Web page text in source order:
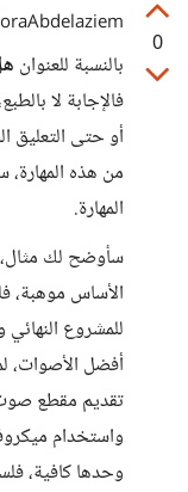
0
بالنسبة للعنوان
فالإجابة لا
أو حتى التعليق
من هذه
المهارة.
سأوضح لك
الأساس موهبة،
للمشروع
أفضل الأصوات،
تقديم مقطع
واستخدام
وحدها كافية،